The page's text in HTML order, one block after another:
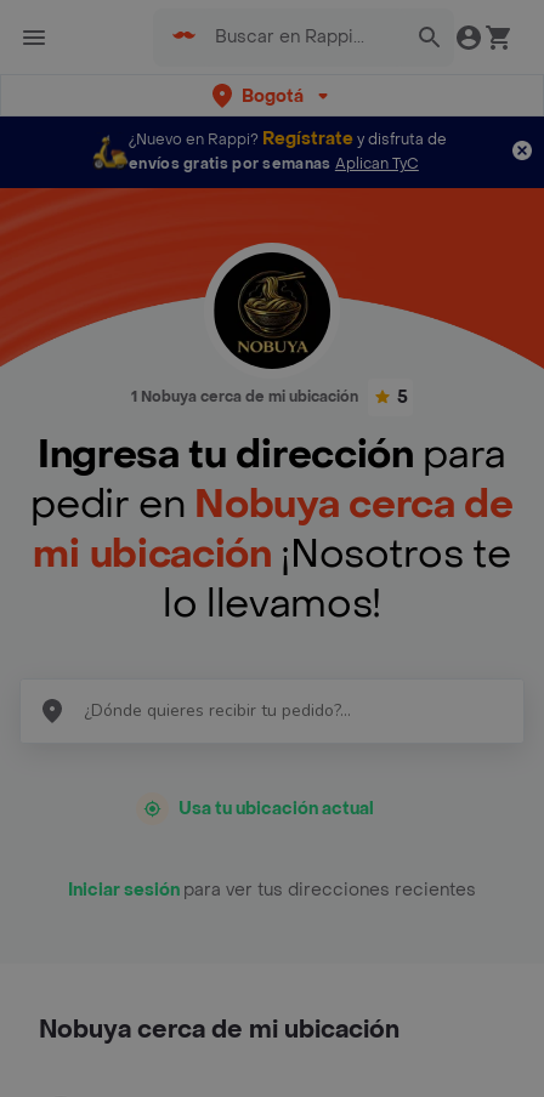
Bogotá
¿Nuevo en Rappi? Regístratey disfruta de
envíos gratis por semanas Aplican TyC
1 Nobuya cerca de mi ubicación 5
Ingresa tu dirección para
pedir en Nobuya cerca de
mi ubicación ¡Nosotros te
lo llevamos!
Usa tu ubicación actual
Iniciar sesión para ver tus direcciones recientes
Nobuya cerca de mi ubicación